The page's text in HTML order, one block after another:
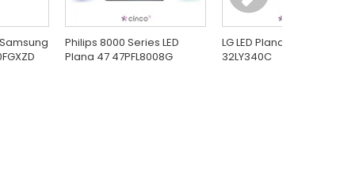
Philips 8000 Series LED
Plana 47 47PFL8008G
LG LED Plana 32
32LY340C